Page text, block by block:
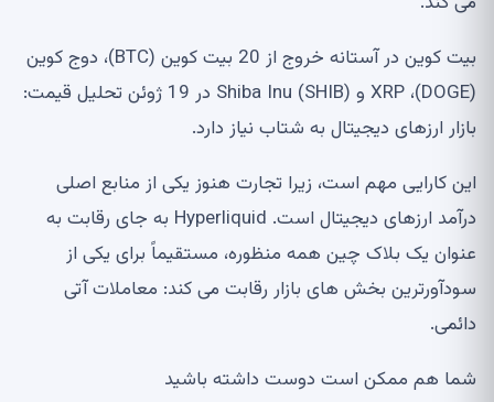
بیت کوین در آستانه خروج از 20 بیت کوین (BTC)، دوج کوین
(DOGE)، XRP و Shiba Inu (SHIB) در 19 ژوئن تحلیل قیمت:
بازار ارزهای دیجیتال به شتاب نیاز دارد.
این کارایی مهم است، زیرا تجارت هنوز یکی از منابع اصلی
درآمد ارزهای دیجیتال است. Hyperliquid به جای رقابت به
عنوان یک بلاک چین همه منظوره، مستقیماً برای یکی از
سودآورترین بخش های بازار رقابت می کند: معاملات آتی
دائمی.
شما هم ممکن است دوست داشته باشید